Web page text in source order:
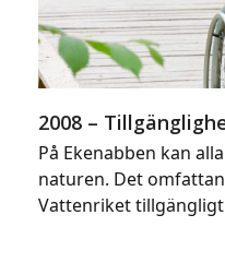
2008 –
På Ekenabben kan
naturen. Det
Vattenriket